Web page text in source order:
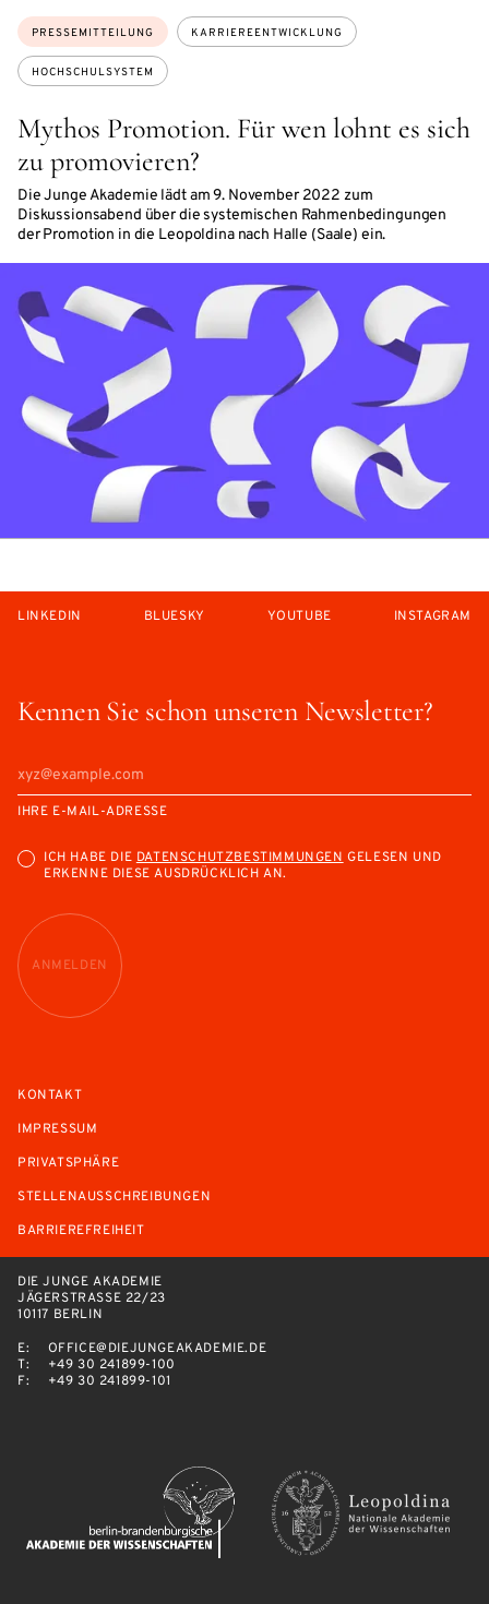
Mythos Promotion. Für wen lohnt es sich
zu promovieren?
Die Junge Akademie lädt am 9. November 2022 zum
Diskussionsabend über die systemischen Rahmenbedingungen
der Promotion in die Leopoldina nach Halle (Saale) ein.
Themen:
PRESSEMITTEILUNG KARRIEREENTWICKLUNG
HOCHSCHULSYSTEM
Kennen Sie schon unseren Newsletter?
IHRE E-MAIL-ADRESSE
ICH HABE DIEDATENSCHUTZBESTIMMUNGENGELESEN UND
ERKENNE DIESE AUSDRÜCKLICH AN.
ANMELDEN
LINKEDIN BLUESKY YOUTUBE INSTAGRAM
KONTAKT
IMPRESSUM
PRIVATSPHÄRE
STELLENAUSSCHREIBUNGEN
BARRIEREFREIHEIT
DIE JUNGE AKADEMIE
JÄGERSTRASSE 22/23
10117 BERLIN
E:
OFFICE@DIEJUNGEAKADEMIE.DE
T:
+49 30 241899-100
F:
+49 30 241899-101